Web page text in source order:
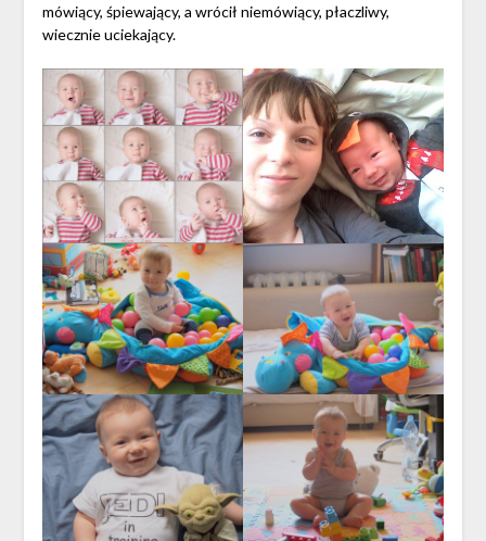
mówiący, śpiewający, a wrócił niemówiący, płaczliwy,
wiecznie uciekający.